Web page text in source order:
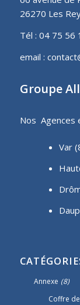
26270 Les
Tél : 04 75 56
email :
Groupe
Nos Agences
Var
Annexe (8)
Coffre